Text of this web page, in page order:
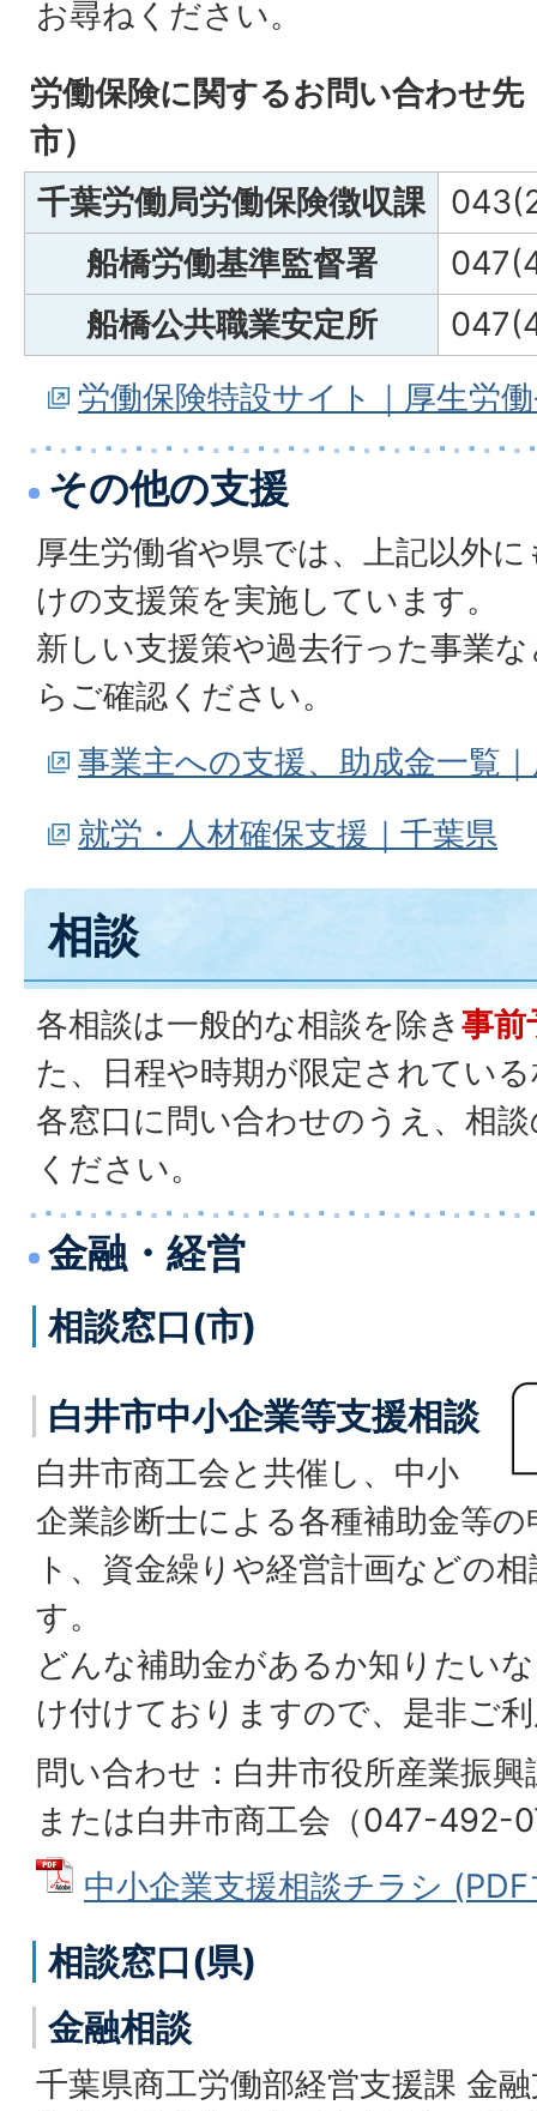
お尋ねください。
労働保険に関するお問い合わせ先
市）
千葉労働局労働保険徴収課
船橋労働基準監督署
船橋公共職業安定所
労働保険特設サイト｜厚生労
その他の支援
厚生労働省や県では、上記以外
けの支援策を実施しています。
新しい支援策や過去行った事業
らご確認ください。
事業主への支援、助成金一覧
就労・人材確保支援｜千葉県
相談
各相談は一般的な相談を除き 事前
た、日程や時期が限定されてい
各窓口に問い合わせのうえ、相
ください。
金融・経営
相談窓口(市)
白井市中小企業等支援相談
白井市商工会と共催し、中小
企業診断士による各種補助金等
ト、資金繰りや経営計画などの
す。
どんな補助金があるか知りたい
け付けておりますので、是非ご
問い合わせ：白井市役所産業振
または白井市商工会（047-492-
中小企業支援相談チラシ
相談窓口(県)
金融相談
千葉県商工労働部経営支援課 金